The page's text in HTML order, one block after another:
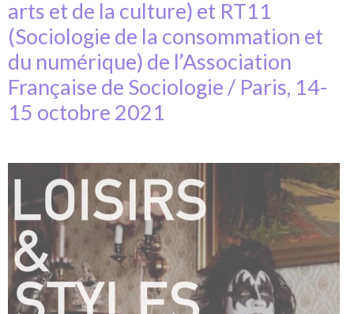
arts et de la culture) et RT11
(Sociologie de la consommation et
du numérique) de l’Association
Française de Sociologie / Paris, 14-
15 octobre 2021